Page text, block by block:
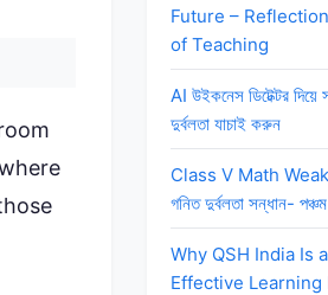
Future –
of Teaching
AI উইকনেস ডিটেক্টর দিয়ে
দুর্বলতা যাচাই করুন
Class V Math
গনিত দুর্বলতা সন্ধান- পঞ্চম
Why QSH India Is
Effective